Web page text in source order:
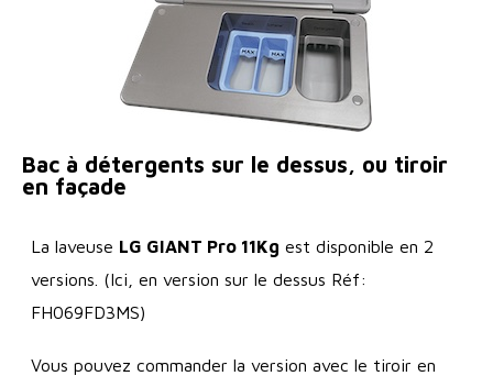
Bac à détergents sur le dessus, ou tiroir
en façade
La laveuse LG GIANT Pro 11Kg est disponible en 2
versions. (Ici, en version sur le dessus Réf:
FH069FD3MS)
Vous pouvez commander la version avec le tiroir en